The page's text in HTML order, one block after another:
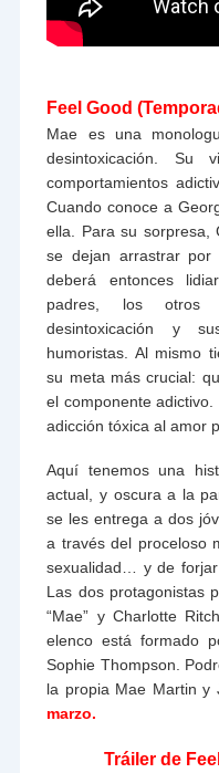
Feel Good
Mae es una
desintoxicación. Su
comportamientos
Cuando conoce a
ella. Para su sorpresa,
se dejan arrastrar por
deberá entonces
padres, los otros
desintoxicación y
humoristas. Al mismo
su meta más crucial:
el componente
adicción tóxica al amor
Aquí tenemos una
actual, y oscura a la
se les entrega a dos
a través del proceloso
sexualidad… y de
Las dos protagonistas
“Mae” y Charlotte
elenco está formado
Sophie Thompson.
la propia Mae Martin y
marzo.
Tráiler de